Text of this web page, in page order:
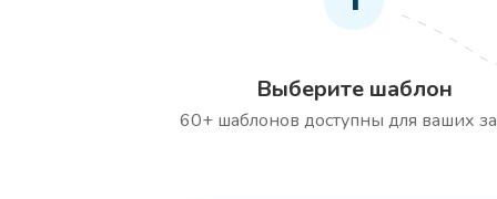
Выберите шаблон
60+ шаблонов доступны для ваших